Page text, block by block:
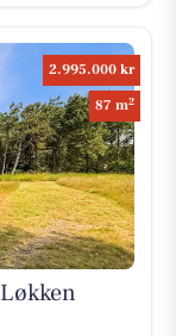
2.995.000 kr
87 m2